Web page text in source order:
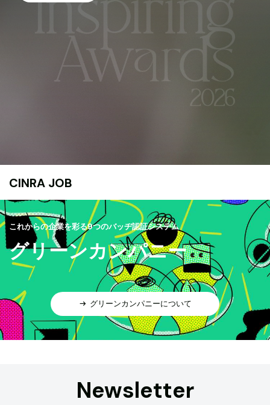
CINRA JOB
これからの企業を彩る9つのバッヂ認証システム
グリーンカンパニー
グリーンカンパニーについて
Newsletter